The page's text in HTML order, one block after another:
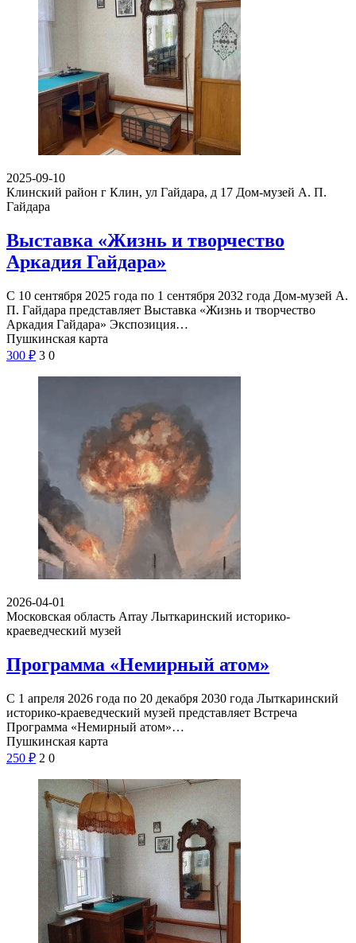
2025-09-10
Клинский район г Клин, ул Гайдара, д 17 Дом-музей А. П.
Гайдара
Выставка «Жизнь и творчество
Аркадия Гайдара»
С 10 сентября 2025 года по 1 сентября 2032 года Дом-музей А.
П. Гайдара представляет Выставка «Жизнь и творчество
Аркадия Гайдара» Экспозиция…
Пушкинская карта
300 ₽ 3 0
2026-04-01
Московская область Array Лыткаринский историко-
краеведческий музей
Программа «Немирный атом»
С 1 апреля 2026 года по 20 декабря 2030 года Лыткаринский
историко-краеведческий музей представляет Встреча
Программа «Немирный атом»…
Пушкинская карта
250 ₽ 2 0